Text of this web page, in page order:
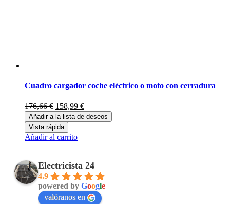
Cuadro cargador coche eléctrico o moto con cerradura
176,66€ El
precio
original
era:
176,66 €.
158,99 €El
precio
actual
Añadir a la lista de deseos
Vista rápida
Añadir al carrito
Electricista 24
4.9
powered by Google
valóranos en